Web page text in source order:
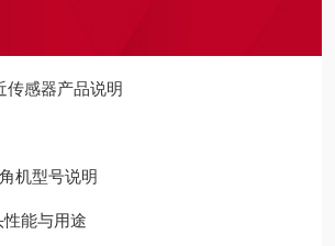
传感器产品说明
机型号说明
能与用途